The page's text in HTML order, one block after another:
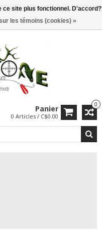
0
Panier
0 Articles / C$0.00
ce site plus fonctionnel. D'accord?
les témoins (cookies) »